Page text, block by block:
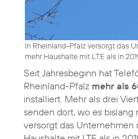
In Rheinland-Pfalz versorgt das
mehr Haushalte mit LTE als in
Seit Jahresbeginn hat
Rheinland-Pfalz mehr als
installiert. Mehr als drei
senden dort, wo es bislang
versorgt das